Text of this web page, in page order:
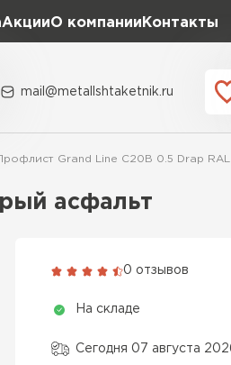
АкцииО компании Контакты
mail@metallshtaketnik.ru
Grand Line C20В 0.5 Drap
асфальт
0 отзывов
На складе
Сегодня 07 августа